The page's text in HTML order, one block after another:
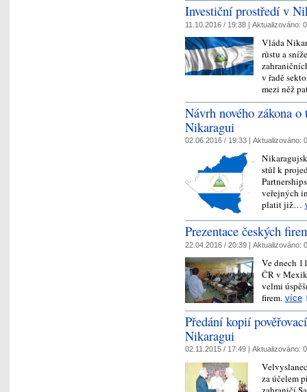
Investiční prostředí v
11.10.2016 / 19:38 | Aktualizováno:
Vláda
růstu a
v řadě
mezi něž
Návrh nového zákona
Nikaragui
02.06.2016 / 19:33 | Aktualizováno:
stůl k
veřejných
platit již…
Prezentace českých
22.04.2016 / 20:39 | Aktualizováno:
Ve dnech
ČR v
velmi
firem. více
Předání kopií
Nikaragui
02.11.2015 / 17:49 | Aktualizováno:
za účelem